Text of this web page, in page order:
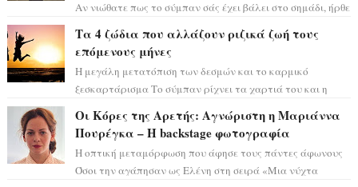
Αν νιώθατε πως το σύμπαν σάς έχει βάλει στο σημάδι, ήρθε
Τα 4 ζώδια που αλλάζουν ριζικά ζωή τους
επόμενους μήνες
Η μεγάλη μετατόπιση των δεσμών και το καρμικό
ξεσκαρτάρισμα Το σύμπαν ρίχνει τα χαρτιά του και η
Οι Κόρες της Αρετής: Αγνώριστη η Μαριάννα
Πουρέγκα – H backstage φωτογραφία
Η οπτική μεταμόρφωση που άφησε τους πάντες άφωνους
Όσοι την αγάπησαν ως Ελένη στη σειρά «Μια νύχτα